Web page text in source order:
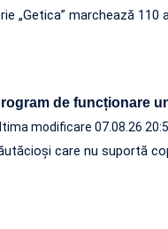
„Getica” marchează 110
de funcționare
modificare 07.08.26
care nu suportă